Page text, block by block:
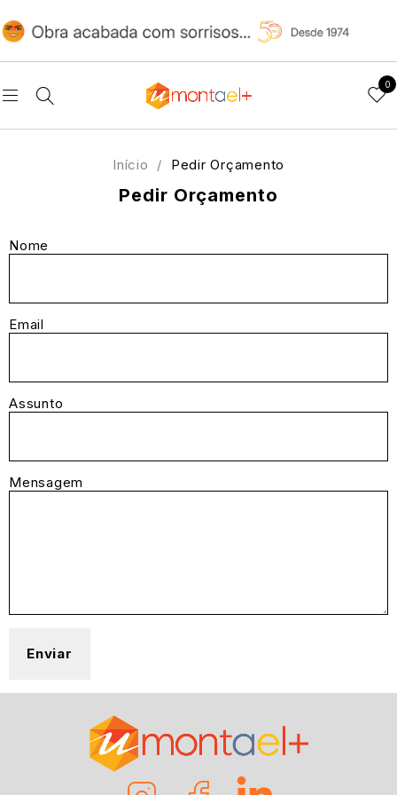
0
Pedir Orçamento
Início / Pedir Orçamento
Nome
Email
Assunto
Mensagem